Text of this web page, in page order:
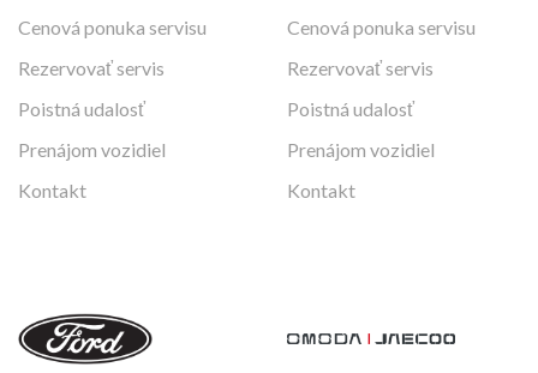
Cenová ponuka servisu
Rezervovať servis
Poistná udalosť
Prenájom vozidiel
Kontakt
Cenová ponuka servisu
Rezervovať servis
Poistná udalosť
Prenájom vozidiel
Kontakt